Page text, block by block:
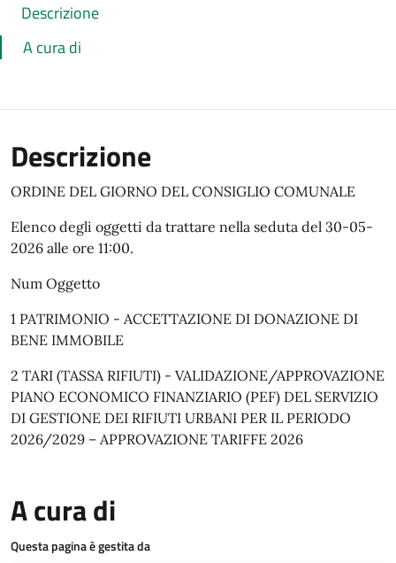
Descrizione
A cura di
Descrizione
ORDINE DEL GIORNO DEL CONSIGLIO COMUNALE
Elenco degli oggetti da trattare nella seduta del 30-05-
2026 alle ore 11:00.
Num Oggetto
1 PATRIMONIO - ACCETTAZIONE DI DONAZIONE DI
BENE IMMOBILE
2 TARI (TASSA RIFIUTI) - VALIDAZIONE/APPROVAZIONE
PIANO ECONOMICO FINANZIARIO (PEF) DEL SERVIZIO
DI GESTIONE DEI RIFIUTI URBANI PER IL PERIODO
2026/2029 – APPROVAZIONE TARIFFE 2026
A cura di
Questa pagina è gestita da